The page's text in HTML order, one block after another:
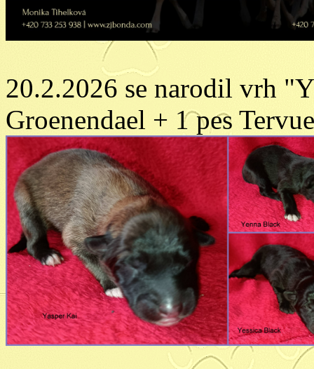
20.2.2026 se narodil vrh
Groenendael + 1 pes